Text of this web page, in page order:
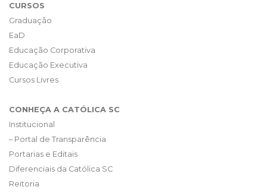
CURSOS
Graduação
EaD
Educação Corporativa
Educação Executiva
Cursos Livres
CONHEÇA A CATÓLICA SC
Institucional
– Portal de Transparência
Portarias e Editais
Diferenciais da Católica SC
Reitoria